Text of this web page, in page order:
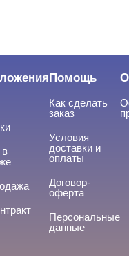
в
Помощь
Как сделать
заказ
Условия
доставки и
оплаты
Договор-
оферта
Персональные
данные